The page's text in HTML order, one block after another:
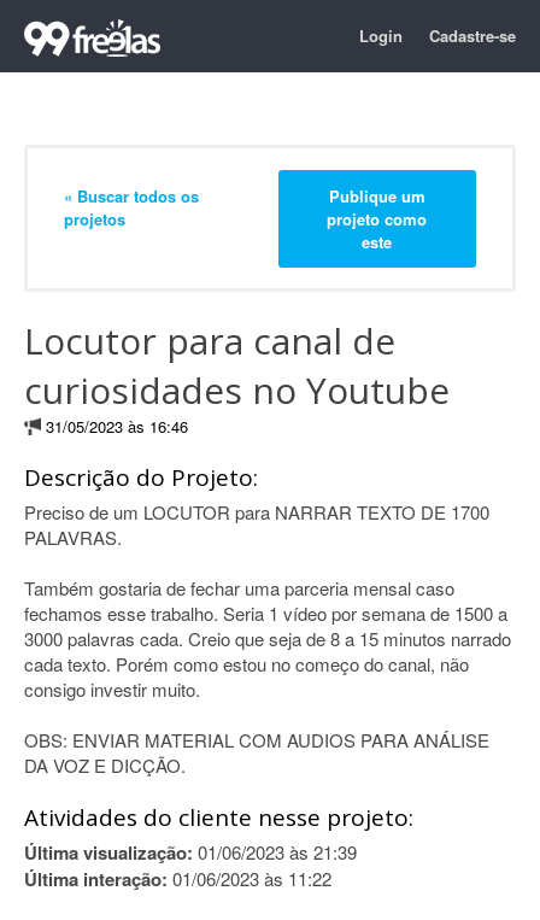
Login Cadastre-se
« Buscar todos os
projetos
Publique um
projeto como
este
Locutor para canal de
curiosidades no Youtube
31/05/2023 às 16:46
Descrição do Projeto:
Preciso de um LOCUTOR para NARRAR TEXTO DE 1700
PALAVRAS.
Também gostaria de fechar uma parceria mensal caso
fechamos esse trabalho. Seria 1 vídeo por semana de 1500 a
3000 palavras cada. Creio que seja de 8 a 15 minutos narrado
cada texto. Porém como estou no começo do canal, não
consigo investir muito.
OBS: ENVIAR MATERIAL COM AUDIOS PARA ANÁLISE
DA VOZ E DICÇÃO.
Atividades do cliente nesse projeto:
Última visualização: 01/06/2023 às 21:39
Última interação: 01/06/2023 às 11:22